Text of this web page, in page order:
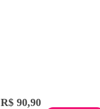
R$ 90,90